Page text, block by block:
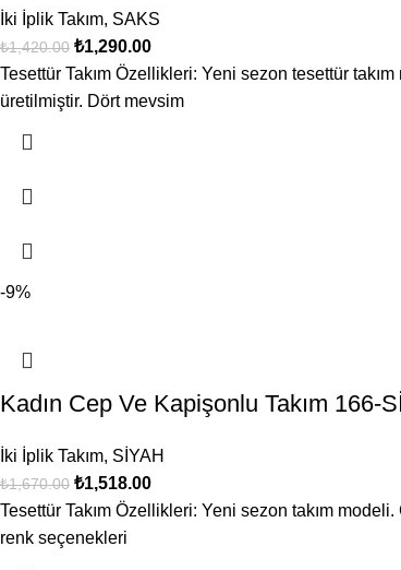
İki İplik Takım, SAKS
₺1,420.00 ₺1,290.00
Tesettür Takım Özellikleri: Yeni sezon tesettür
üretilmiştir. Dört mevsim
-9%
Kadın Cep Ve Kapişonlu Takım 166-
İki İplik Takım, SİYAH
₺1,670.00 ₺1,518.00
Tesettür Takım Özellikleri: Yeni sezon takım
renk seçenekleri